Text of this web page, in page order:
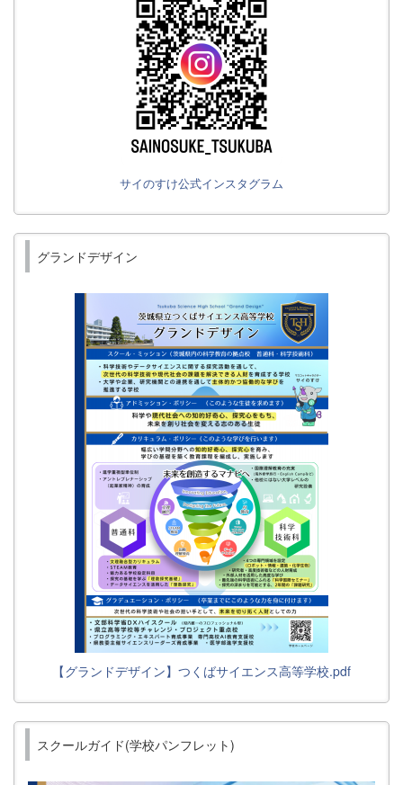
サイのすけ公式インスタグラム
グランドデザイン
【グランドデザイン】つくばサイエンス高等学校.pdf
スクールガイド(学校パンフレット)